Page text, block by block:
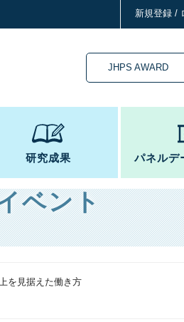
新規登録 /
JHPS AWARD
研究成果 パネルデ
ベント
を見据えた働き方